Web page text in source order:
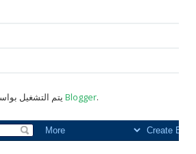
Blogger.